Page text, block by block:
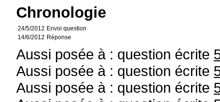
Chronologie
24/5/2012 Envoi question
14/6/2012 Réponse
Aussi posée à : question écrite
Aussi posée à : question écrite
Aussi posée à : question écrite